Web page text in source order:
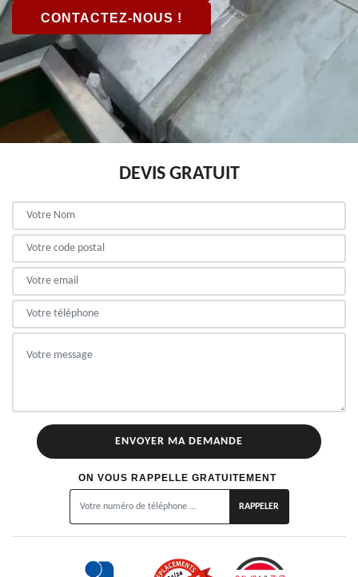
CONTACTEZ-NOUS !
DEVIS GRATUIT
ON VOUS RAPPELLE GRATUITEMENT